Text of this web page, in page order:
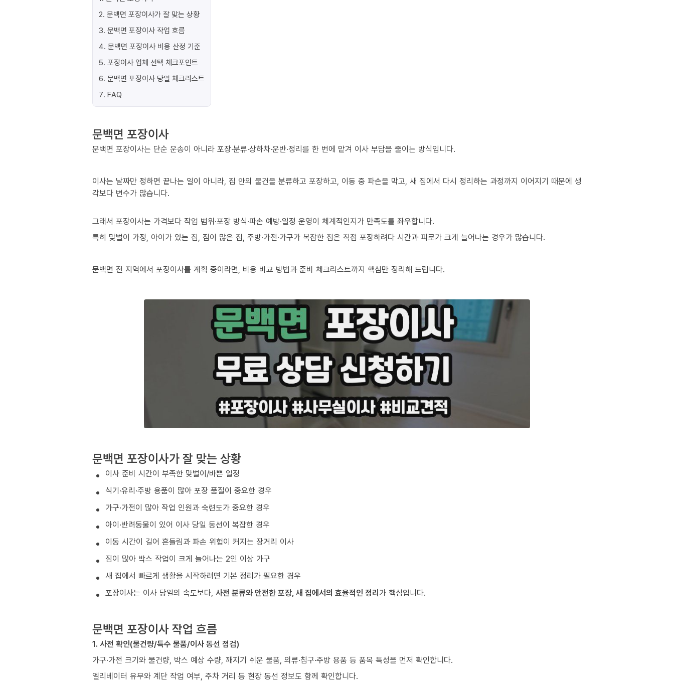
2. 문백면 포장이사가 잘 맞는 상황
3. 문백면 포장이사 작업 흐름
4. 문백면 포장이사 비용 산정 기준
5. 포장이사 업체 선택 체크포인트
6. 문백면 포장이사 당일 체크리스트
7. FAQ
문백면 포장이사
문백면 포장이사는 단순 운송이 아니라 포장·분류·상하차·운반·정리를 한 번에 맡겨 이사 부담을 줄이는 방식입니다.
이사는 날짜만 정하면 끝나는 일이 아니라, 집 안의 물건을 분류하고 포장하고, 이동 중 파손을 막고, 새 집에서 다시 정리하는 과정까지 이어지기 때문에 생
각보다 변수가 많습니다.
그래서 포장이사는 가격보다 작업 범위·포장 방식·파손 예방·일정 운영이 체계적인지가 만족도를 좌우합니다.
특히 맞벌이 가정, 아이가 있는 집, 짐이 많은 집, 주방·가전·가구가 복잡한 집은 직접 포장하려다 시간과 피로가 크게 늘어나는 경우가 많습니다.
문백면 전 지역에서 포장이사를 계획 중이라면, 비용 비교 방법과 준비 체크리스트까지 핵심만 정리해 드립니다.
문백면 포장이사가 잘 맞는 상황
이사 준비 시간이 부족한 맞벌이/바쁜 일정
식기·유리·주방 용품이 많아 포장 품질이 중요한 경우
가구·가전이 많아 작업 인원과 숙련도가 중요한 경우
아이·반려동물이 있어 이사 당일 동선이 복잡한 경우
이동 시간이 길어 흔들림과 파손 위험이 커지는 장거리 이사
짐이 많아 박스 작업이 크게 늘어나는 2인 이상 가구
새 집에서 빠르게 생활을 시작하려면 기본 정리가 필요한 경우
포장이사는 이사 당일의 속도보다, 사전 분류와 안전한 포장, 새 집에서의 효율적인 정리가 핵심입니다.
문백면 포장이사 작업 흐름
1. 사전 확인(물건량/특수 물품/이사 동선 점검)
가구·가전 크기와 물건량, 박스 예상 수량, 깨지기 쉬운 물품, 의류·침구·주방 용품 등 품목 특성을 먼저 확인합니다.
엘리베이터 유무와 계단 작업 여부, 주차 거리 등 현장 동선 정보도 함께 확인합니다.